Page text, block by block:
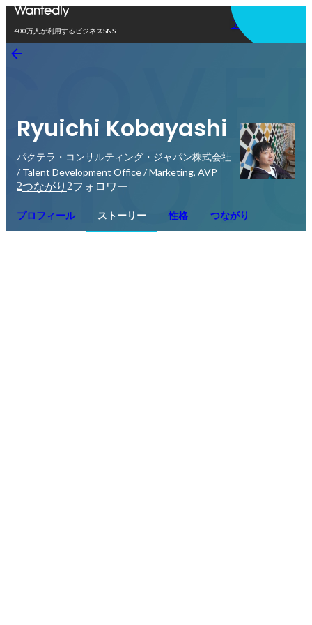
400万人が利用するビジネスSNS
アプリを使う
Ryuichi Kobayashi
パクテラ・コンサルティング・ジャパン株式会社
/ Talent Development Office / Marketing, AVP
2つながり 2フォロワー
プロフィール ストーリー 性格 つながり